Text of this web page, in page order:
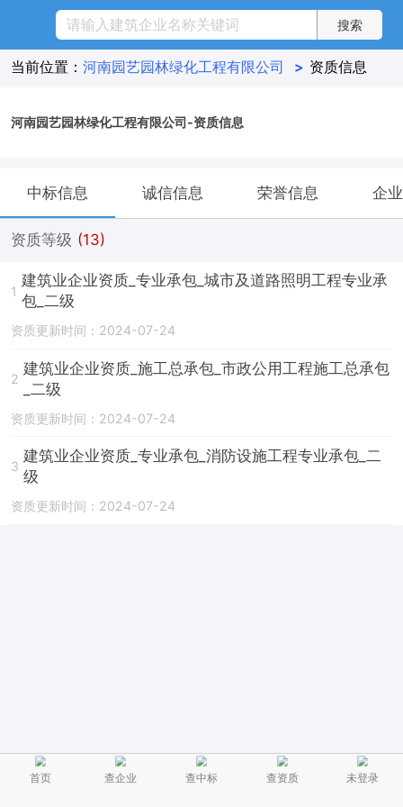
当前位置： 河南园艺园林绿化工程有限公司 > 资质信息
河南园艺园林绿化工程有限公司-资质信息
中标信息 诚信信息 荣誉信息 企
资质等级 (13)
1
建筑业企业资质_专业承包_城市及道路照明工程专业承
包_二级
资质更新时间：2024-07-24
2
建筑业企业资质_施工总承包_市政公用工程施工总承包
_二级
资质更新时间：2024-07-24
3
建筑业企业资质_专业承包_消防设施工程专业承包_二
级
资质更新时间：2024-07-24
首页 查企业 查中标 查资质 未登录